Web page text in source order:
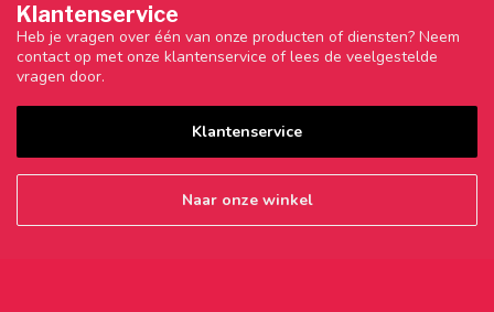
Klantenservice
Heb je vragen over één van onze producten of diensten? Neem
contact op met onze klantenservice of lees de veelgestelde
vragen door.
Klantenservice
Naar onze winkel